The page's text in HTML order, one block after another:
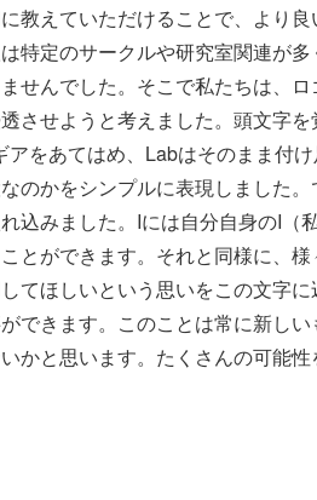
教えていただけることで、より良
特定のサークルや研究室関連が
せんでした。そこで私たちは、ロ
させようと考えました。頭文字
をあてはめ、Labはそのまま付
のかをシンプルに表現しました。
込みました。Iには自分自身のI（
とができます。それと同様に、
ほしいという思いをこの文字に
できます。このことは常に新し
かと思います。たくさんの可能